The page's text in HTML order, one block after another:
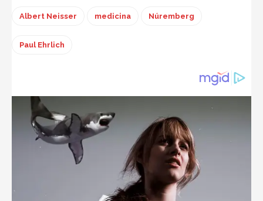
Albert Neisser medicina Núremberg
Paul Ehrlich